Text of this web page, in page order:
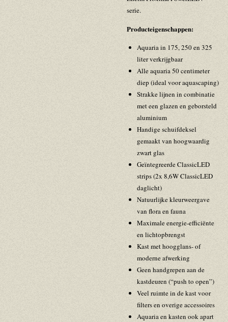
serie.
Producteigenschappen:
Aquaria in 175, 250 en 325
liter verkrijgbaar
Alle aquaria 50 centimeter
diep (ideal voor aquascaping)
Strakke lijnen in combinatie
met een glazen en geborsteld
aluminium
Handige schuifdeksel
gemaakt van hoogwaardig
zwart glas
Geïntegreerde ClassicLED
strips (2x 8,6W ClassicLED
daglicht)
Natuurlijke kleurweergave
van flora en fauna
Maximale energie-efficiënte
en lichtopbrengst
Kast met hoogglans- of
moderne afwerking
Geen handgrepen aan de
kastdeuren (“push to open”)
Veel ruimte in de kast voor
filters en overige accessoires
Aquaria en kasten ook apart